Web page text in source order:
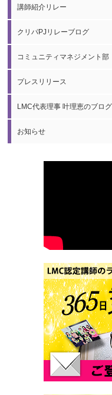
講師紹介リレー
クリパPJリレーブログ
コミュニティマネジメント部
プレスリリース
LMC代表理事 叶理恵のブログ
お知らせ